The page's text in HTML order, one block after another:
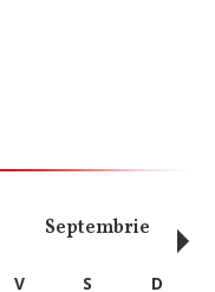
Septembrie
V S
D